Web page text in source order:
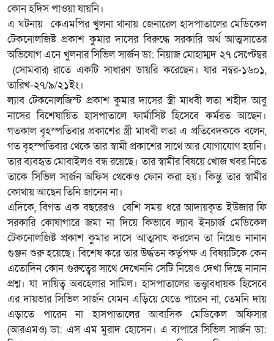
কোন হদিস পাওয়া যায়নি।
এ ঘটনায় কেএমপির খুলনা থানায় জেনারেল হাসপাতালের মেডিকেল
টেকনোলজিষ্ট প্রকাশ কুমার দাসের বিরুদ্ধে সরকারি অর্থ আত্মসাতের
অভিযোগ এনে খুলনার সিভিল সার্জন ডা: নিয়াজ মোহাম্মদ ২৭ সেপ্টেম্বর
(সোমবার) রাতে একটি সাধারণ ডায়রি করেছেন। যার নম্বর-১৬০১,
তারিখ-২৭/৯/২১ইং।
ল্যাব টেকনোলজিস্ট প্রকাশ কুমার দাসের স্ত্রী মাধবী লতা শহীদ আবু
নাসের বিশেষায়িত হাসপাতালে ফার্মাসিষ্ট হিসেবে কর্মরত আছেন।
গতকাল বৃহস্পতিবার প্রকাশের স্ত্রী মাধবী লতা এ প্রতিবেদককে বলেন,
গত বৃহস্পতিবার থেকে তার স্বামী প্রকাশের সাথে আর যোগাযোগ হয়নি।
তার ব্যবহৃত মোবাইলও বন্ধ রয়েছে। তার স্বামীর বিষয়ে খোজ খবর নিতে
তাকে সিভিল সার্জন অফিস থেকেও ফোন করা হয়। কিন্তু তার স্বামীর
কোথায় আছেন তিনি জানেন না।
এদিকে, বিগত এক বছরেরও বেশি সময় ধরে আদায়কৃত ইউজার ফি
সরকারি কোষাগারে জমা না দিয়ে কিভাবে ল্যাব ইনচার্জ মেডিকেল
টেকনোলজিষ্ট প্রকাশ কুমার দাসে আত্মসাৎ করলেন তা নিয়েও নানান
গুঞ্জন শুরু হয়েছে। বিশেষ করে তার উর্দ্ধতন কর্তৃপক্ষ এ বিষয়টিকে কেন
এতোদিন কোন গুরুত্বের সাথে দেখেননি সেটি নিয়েও দেখা দিছে নানান
প্রশ্ন। যা দায়িত্ব অবহেলার সামিল। হাসপাতালের তত্ত্বাবধায়ক হিসেবে
এর দায়ভার সিভিল সার্জন যেমন এড়িয়ে যেতে পারেন না, তেমনি দায়
এড়াতে পারেন না হাসপাতালের আবাসিক মেডিকেল অফিসার
(আরএমও) ডা: এস এম মুরাদ হোসেন। এ ব্যপারে সিভিল সার্জন ডা: